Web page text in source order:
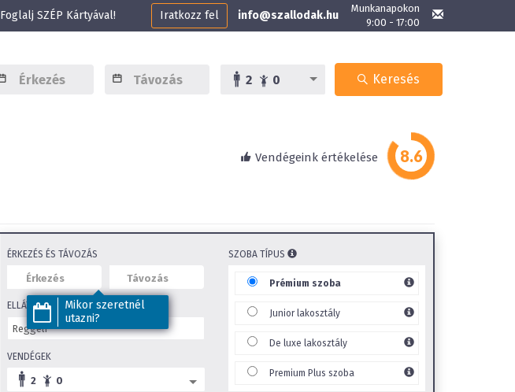
Foglalj SZÉP Kártyával! Iratkozz fel info@szallodak.hu
Munkanapokon
9:00 - 17:00
2 0 Keresés
Vendégeink értékelése
ÉRKEZÉS ÉS TÁVOZÁS
Mikor szeretnél
utazni?
ELLÁTÁS
VENDÉGEK
2 0
SZOBA TÍPUS
Prémium szoba
Junior lakosztály
De luxe lakosztály
Premium Plus szoba